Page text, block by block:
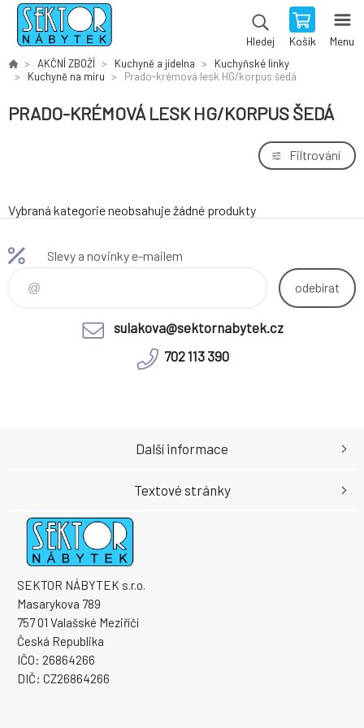
Hledej Košík Menu
AKČNÍ ZBOŽÍ Kuchyně a jídelna
Kuchyňské linky
Kuchyně na míru
Prado-krémová lesk HG/korpus šedá
PRADO-KRÉMOVÁ LESK HG/KORPUS ŠEDÁ
Filtrování
Vybraná kategorie neobsahuje žádné produkty
Slevy a novinky e-mailem
odebírat
sulakova@sektornabytek.cz
702 113 390
SEKTOR NÁBYTEK s.r.o.
Masarykova 789
757 01 Valašské Meziříčí
Česká Republika
IČO: 26864266
DIČ: CZ26864266
Další informace
Textové stránky